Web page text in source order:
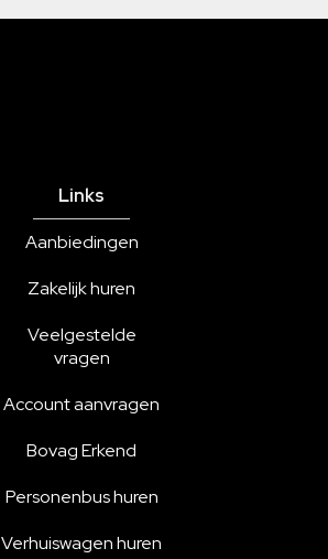
Links
Aanbiedingen
Zakelijk huren
Veelgestelde
vragen
Account aanvragen
Bovag Erkend
Personenbus huren
Verhuiswagen huren